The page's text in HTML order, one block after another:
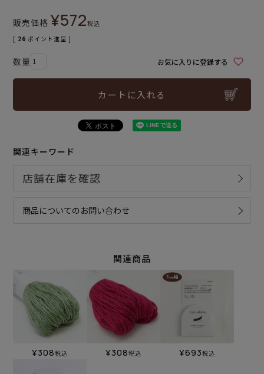
販売価格 ¥572税込
[ 26 ポイント進呈 ]
お気に入りに登録する
カートに入れる
関連キーワード
商品についてのお問い合わせ
関連商品
¥308税込 ¥308税込 ¥693税込